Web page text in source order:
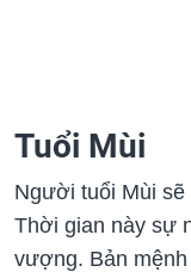
Tuổi Mùi
Người tuổi Mùi sẽ
Thời gian này sự
vượng. Bản